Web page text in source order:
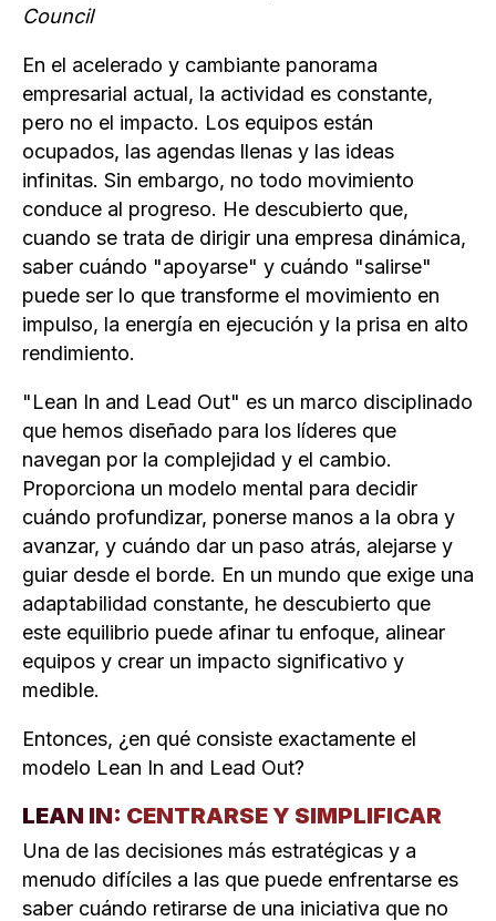
Council
En el acelerado y cambiante panorama
empresarial actual, la actividad es constante,
pero no el impacto. Los equipos están
ocupados, las agendas llenas y las ideas
infinitas. Sin embargo, no todo movimiento
conduce al progreso. He descubierto que,
cuando se trata de dirigir una empresa dinámica,
saber cuándo "apoyarse" y cuándo "salirse"
puede ser lo que transforme el movimiento en
impulso, la energía en ejecución y la prisa en alto
rendimiento.
"Lean In and Lead Out" es un marco disciplinado
que hemos diseñado para los líderes que
navegan por la complejidad y el cambio.
Proporciona un modelo mental para decidir
cuándo profundizar, ponerse manos a la obra y
avanzar, y cuándo dar un paso atrás, alejarse y
guiar desde el borde. En un mundo que exige una
adaptabilidad constante, he descubierto que
este equilibrio puede afinar tu enfoque, alinear
equipos y crear un impacto significativo y
medible.
Entonces, ¿en qué consiste exactamente el
modelo Lean In and Lead Out?
LEAN IN: CENTRARSE Y SIMPLIFICAR
Una de las decisiones más estratégicas y a
menudo difíciles a las que puede enfrentarse es
saber cuándo retirarse de una iniciativa que no